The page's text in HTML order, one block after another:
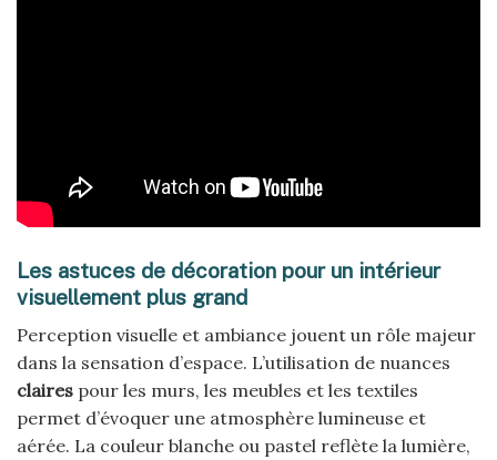
Les astuces de décoration pour un intérieur
visuellement plus grand
Perception visuelle et ambiance jouent un rôle majeur
dans la sensation d’espace. L’utilisation de nuances
claires pour les murs, les meubles et les textiles
permet d’évoquer une atmosphère lumineuse et
aérée. La couleur blanche ou pastel reflète la lumière,